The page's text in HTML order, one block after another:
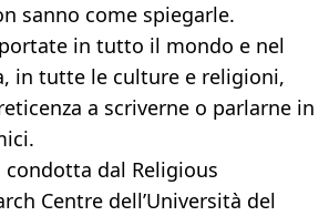
sanno come spiegarle.
in tutto il mondo e nel
in tutte le culture e religioni,
a scriverne o parlarne in
condotta dal Religious
Centre dell’Università del